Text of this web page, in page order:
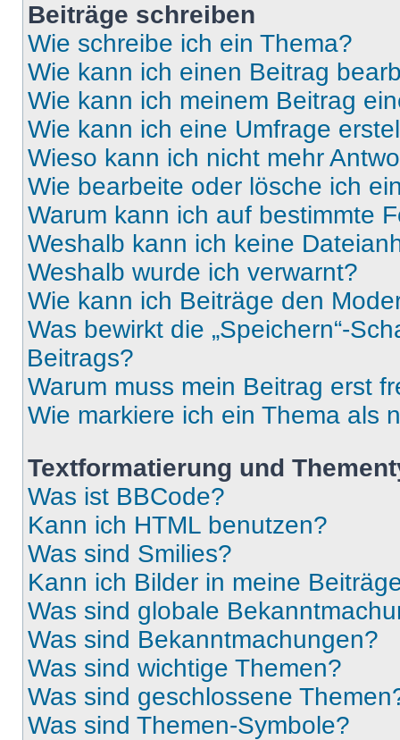
Beiträge schreiben
Wie schreibe ich ein Thema?
Wie kann ich einen Beitrag
Wie kann ich meinem Beitrag
Wie kann ich eine Umfrage
Wieso kann ich nicht mehr
Wie bearbeite oder lösche ich
Warum kann ich auf bestimmte
Weshalb kann ich keine
Weshalb wurde ich verwarnt?
Wie kann ich Beiträge den
Was bewirkt die „Speichern“-
Beitrags?
Warum muss mein Beitrag erst
Wie markiere ich ein Thema als
Textformatierung und
Was ist BBCode?
Kann ich HTML benutzen?
Was sind Smilies?
Kann ich Bilder in meine
Was sind globale
Was sind Bekanntmachungen?
Was sind wichtige Themen?
Was sind geschlossene
Was sind Themen-Symbole?